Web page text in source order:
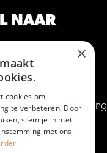
NAAR
studiekeuze
voor een opleiding
en vrije dagen
vragen
×
cookies om
te verbeteren. Door
stem je in met
met ons